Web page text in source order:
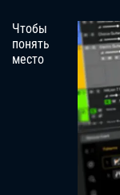
Чтобы
понять
место